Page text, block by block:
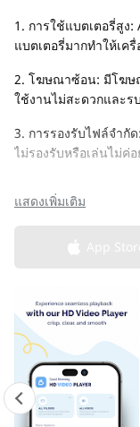
1. การใช้แบตเตอรี่สูง
แบตเตอรี่มากทำให้เค
2. โฆษณาซ้อน: มีโฆษ
ใช้งานไม่สะดวกและ
3. การรองรับไฟล์จำกั
ไม่รองรับหรือเล่นไม่ค่
แสดงเพิ่มเติม